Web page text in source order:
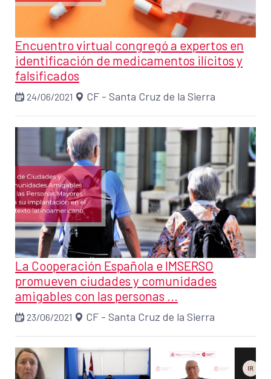
Encuentro virtual congregó a expertos en
identificación de medicamentos ilícitos y
falsificados
24/06/2021 CF - Santa Cruz de la Sierra
La Cooperación Española e IMSERSO
promueven ciudades y comunidades
amigables con las personas ...
23/06/2021 CF - Santa Cruz de la Sierra